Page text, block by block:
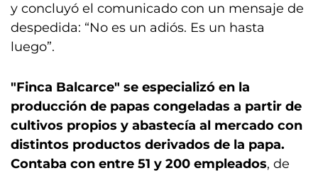
y concluyó el comunicado con un mensaje de
despedida: “No es un adiós. Es un hasta
luego”.
"Finca Balcarce" se especializó en la
producción de papas congeladas a partir de
cultivos propios y abastecía al mercado con
distintos productos derivados de la papa.
Contaba con entre 51 y 200 empleados, de